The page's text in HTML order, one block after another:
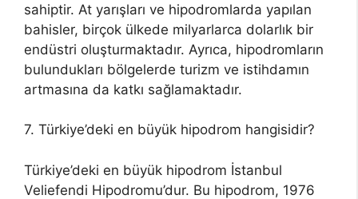
sahiptir. At yarışları ve hipodromlarda yapılan
bahisler, birçok ülkede milyarlarca dolarlık bir
endüstri oluşturmaktadır. Ayrıca, hipodromların
bulundukları bölgelerde turizm ve istihdamın
artmasına da katkı sağlamaktadır.
7. Türkiye’deki en büyük hipodrom hangisidir?
Türkiye’deki en büyük hipodrom İstanbul
Veliefendi Hipodromu’dur. Bu hipodrom, 1976